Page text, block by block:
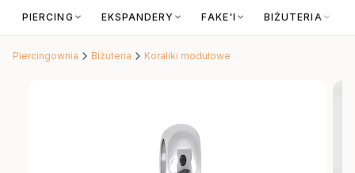
PIERCING EKSPANDERY FAKE'I BIŻUTERIA
Piercingownia Biżuteria Koraliki modułowe